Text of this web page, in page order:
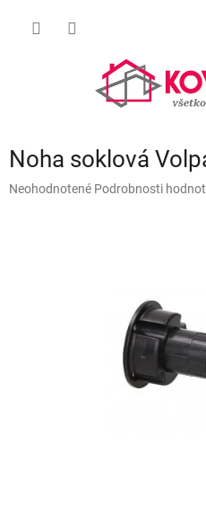
Noha soklová
Priemerné
Neohodnotené Podrobnosti